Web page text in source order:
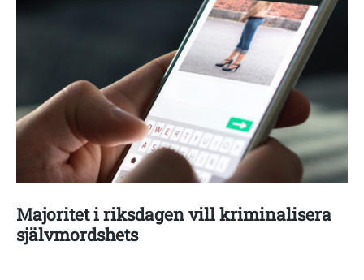
Majoritet i riksdagen vill kriminalisera
självmordshets